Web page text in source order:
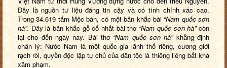
Đây là nguồn tư liệu đáng tin cậy và có tính chính xác cao.
Trong 34.619 tấm Mộc bản, có một bản khắc bài “Nam quốc sơn
hà”. Đây là bản khắc gỗ cổ nhất bài thơ “Nam quốc sơn hà”còn
lại cho đến ngày nay. Bài thơ “Nam quốc sơn hà”khẳng định
chân lý: Nước Nam là một quốc gia lãnh thổ riêng, cương giới
rạch ròi, quyền độc lập tự chủ của dân tộc là thiêng liêng bất khả
xâm phạm.